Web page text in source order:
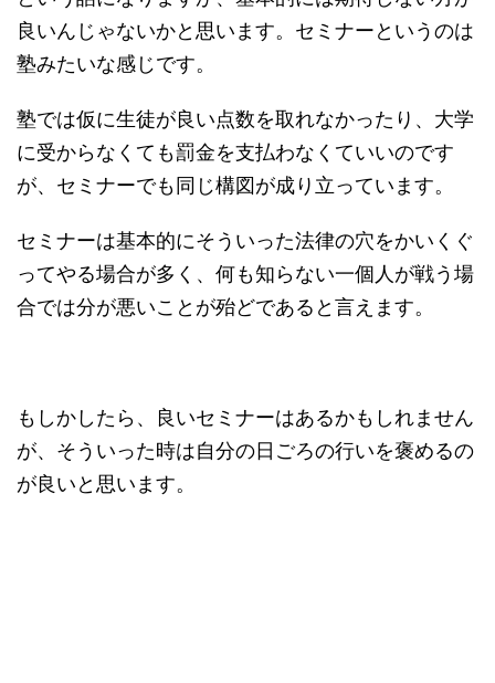
良いんじゃないかと思います。セミナーというのは
塾みたいな感じです。
塾では仮に生徒が良い点数を取れなかったり、大学
に受からなくても罰金を支払わなくていいのです
が、セミナーでも同じ構図が成り立っています。
セミナーは基本的にそういった法律の穴をかいくぐ
ってやる場合が多く、何も知らない一個人が戦う場
合では分が悪いことが殆どであると言えます。
もしかしたら、良いセミナーはあるかもしれません
が、そういった時は自分の日ごろの行いを褒めるの
が良いと思います。